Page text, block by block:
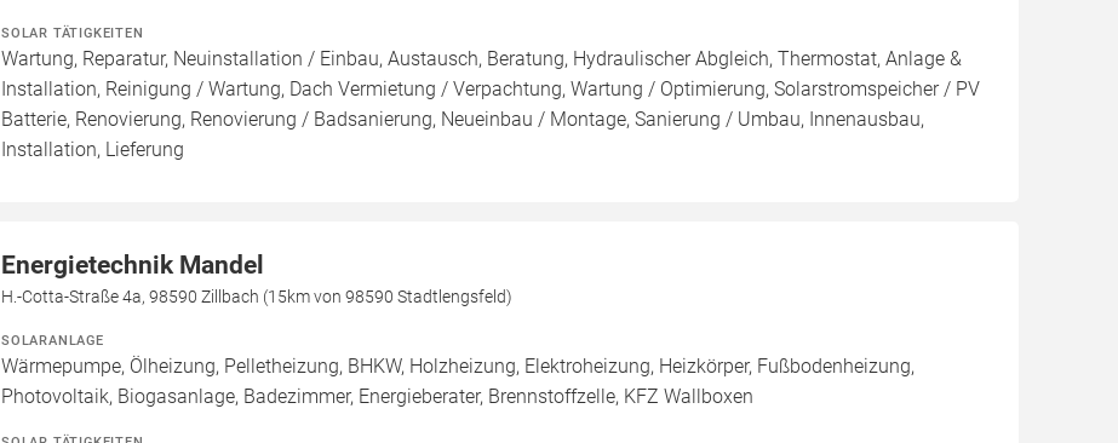
SOLAR TÄTIGKEITEN
Wartung, Reparatur, Neuinstallation / Einbau, Austausch, Beratung, Hydraulischer Abgleich, Thermostat, Anlage &
Installation, Reinigung / Wartung, Dach Vermietung / Verpachtung, Wartung / Optimierung, Solarstromspeicher / PV
Batterie, Renovierung, Renovierung / Badsanierung, Neueinbau / Montage, Sanierung / Umbau, Innenausbau,
Installation, Lieferung
Energietechnik Mandel
H.-Cotta-Straße 4a, 98590 Zillbach (15km von 98590 Stadtlengsfeld)
SOLARANLAGE
Wärmepumpe, Ölheizung, Pelletheizung, BHKW, Holzheizung, Elektroheizung, Heizkörper, Fußbodenheizung,
Photovoltaik, Biogasanlage, Badezimmer, Energieberater, Brennstoffzelle, KFZ Wallboxen